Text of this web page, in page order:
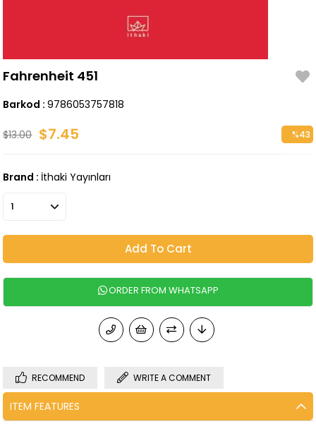
Fahrenheit 451
Barkod : 9786053757818
$13.00 $7.45 %43
Brand : İthaki Yayınları
RECOMMEND WRITE A COMMENT
ITEM FEATURES